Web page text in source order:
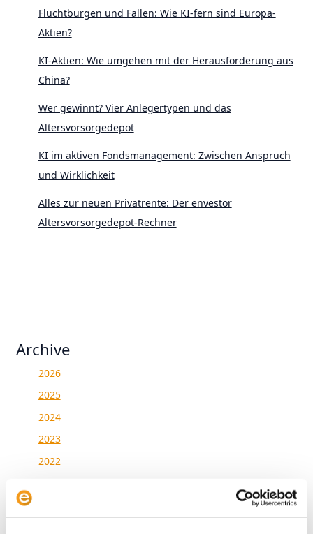
Fluchtburgen und Fallen: Wie KI-fern sind Europa-
Aktien?
KI-Aktien: Wie umgehen mit der Herausforderung aus
China?
Wer gewinnt? Vier Anlegertypen und das
Altersvorsorgedepot
KI im aktiven Fondsmanagement: Zwischen Anspruch
und Wirklichkeit
Alles zur neuen Privatrente: Der envestor
Altersvorsorgedepot-Rechner
Archive
2026
2025
2024
2023
2022